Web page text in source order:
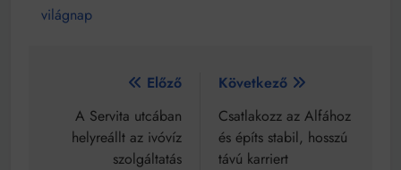
világnap
Bejegyzés
navigáció
Előző
A Servita utcában
helyreállt az ivóvíz
szolgáltatás
Következő
Csatlakozz az Alfához
és építs stabil, hosszú
távú karriert